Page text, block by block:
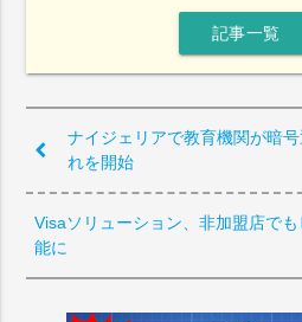
記事一覧
ナイジェリアで教育機関が暗
れを開始
Visaソリューション、非加盟店で
能に